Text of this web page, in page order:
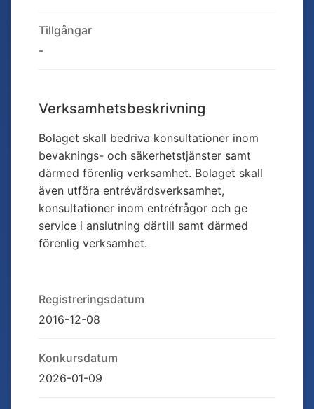
Tillgångar
-
Verksamhetsbeskrivning
Bolaget skall bedriva konsultationer inom
bevaknings- och säkerhetstjänster samt
därmed förenlig verksamhet. Bolaget skall
även utföra entrévärdsverksamhet,
konsultationer inom entréfrågor och ge
service i anslutning därtill samt därmed
förenlig verksamhet.
Registreringsdatum
2016-12-08
Konkursdatum
2026-01-09